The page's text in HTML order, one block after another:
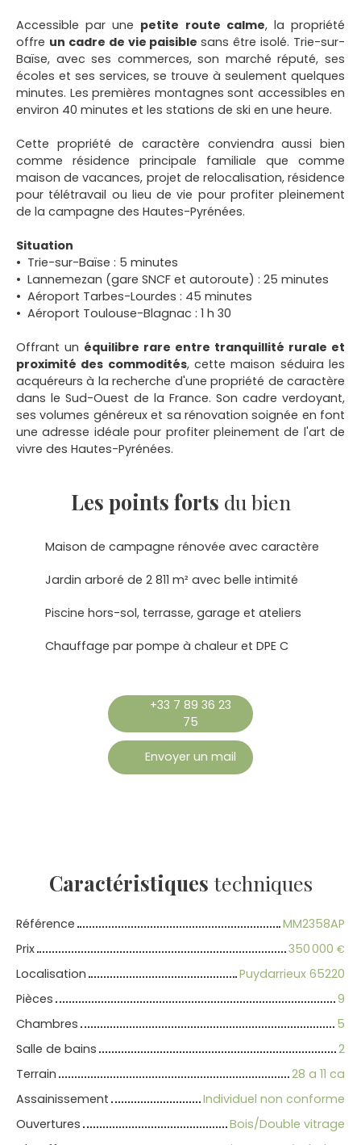
Accessible par une petite route calme, la propriété
offre un cadre de vie paisiblesans être isolé. Trie-sur-
Baïse, avec ses commerces, son marché réputé, ses
écoles et ses services, se trouve à seulement quelques
minutes. Les premières montagnes sont accessibles en
environ 40 minutes et les stations de ski en une heure.
Cette propriété de caractère conviendra aussi bien
comme résidence principale familiale que comme
maison de vacances, projet de relocalisation, résidence
pour télétravail ou lieu de vie pour profiter pleinement
de la campagne des Hautes-Pyrénées.
Situation
Trie-sur-Baïse : 5 minutes
Lannemezan (gare SNCF et autoroute) : 25 minutes
Aéroport Tarbes-Lourdes : 45 minutes
Aéroport Toulouse-Blagnac : 1 h 30
Offrant un équilibre rare entre tranquillité rurale et
proximité des commodités, cette maison séduira les
acquéreurs à la recherche d'une propriété de caractère
dans le Sud-Ouest de la France. Son cadre verdoyant,
ses volumes généreux et sa rénovation soignée en font
une adresse idéale pour profiter pleinement de l'art de
vivre des Hautes-Pyrénées.
Les points forts du bien
Maison de campagne rénovée avec caractère
Jardin arboré de 2 811 m² avec belle intimité
Piscine hors-sol, terrasse, garage et ateliers
Chauffage par pompe à chaleur et DPE C
+33 7 89 36 23
75
Envoyer un mail
Caractéristiques techniques
Référence
MM2358AP
Prix
350 000 €
Localisation
Puydarrieux 65220
Pièces
9
Chambres
5
Salle de bains
2
Terrain
28 a 11 ca
Assainissement
Individuel non conforme
Ouvertures
Bois/Double vitrage